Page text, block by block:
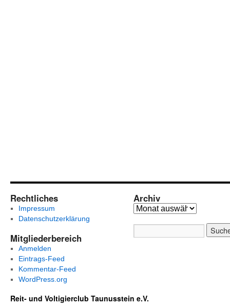
Rechtliches
Impressum
Datenschutzerklärung
Mitgliederbereich
Anmelden
Eintrags-Feed
Kommentar-Feed
WordPress.org
Archiv
Reit- und Voltigierclub Taunusstein e.V.